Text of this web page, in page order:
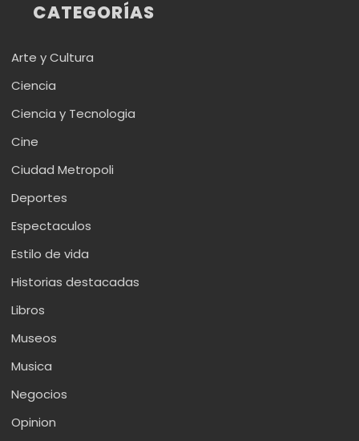
CATEGORÍAS
Arte y Cultura
Ciencia
Ciencia y Tecnologia
Cine
Ciudad Metropoli
Deportes
Espectaculos
Estilo de vida
Historias destacadas
Libros
Museos
Musica
Negocios
Opinion